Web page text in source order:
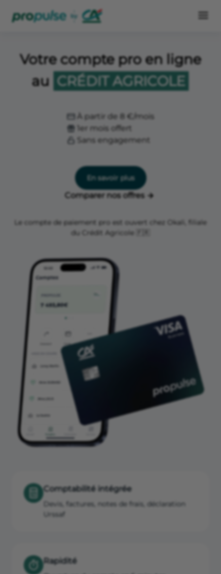
Votre compte pro en ligne
au CRÉDIT AGRICOLE
À partir de 8 €/mois
1er mois offert
Sans engagement
En savoir plus
Comparer nos offres
Le compte de paiement pro est ouvert chez Okali, filiale
du Crédit Agricole 🇫🇷
Comptabilité intégrée
Devis, factures, notes de frais, déclaration
Urssaf
Rapidité